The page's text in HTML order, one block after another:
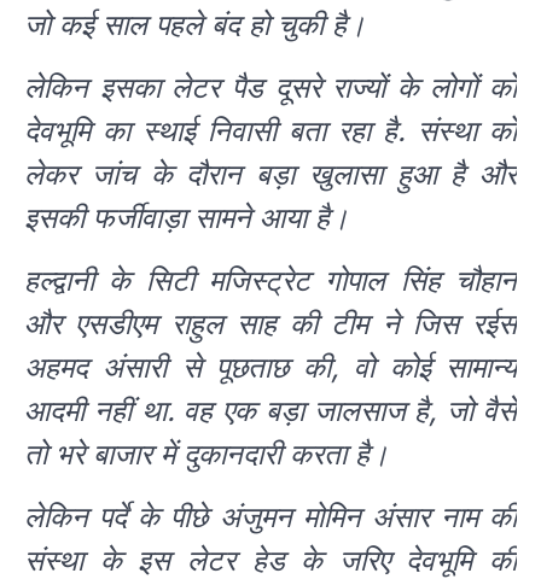
जो कई साल पहले बंद हो चुकी है।
लेकिन इसका लेटर पैड दूसरे राज्यों के लोगों को
देवभूमि का स्थाई निवासी बता रहा है. संस्था को
लेकर जांच के दौरान बड़ा खुलासा हुआ है और
इसकी फर्जीवाड़ा सामने आया है।
हल्द्वानी के सिटी मजिस्ट्रेट गोपाल सिंह चौहान
और एसडीएम राहुल साह की टीम ने जिस रईस
अहमद अंसारी से पूछताछ की, वो कोई सामान्य
आदमी नहीं था. वह एक बड़ा जालसाज है, जो वैसे
तो भरे बाजार में दुकानदारी करता है।
लेकिन पर्दे के पीछे अंजुमन मोमिन अंसार नाम की
संस्था के इस लेटर हेड के जरिए देवभूमि की